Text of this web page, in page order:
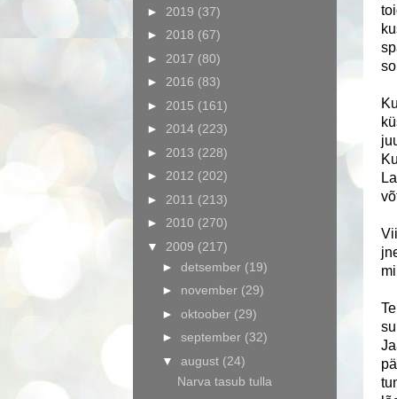
► 2019 (37)
► 2018 (67)
► 2017 (80)
► 2016 (83)
► 2015 (161)
► 2014 (223)
► 2013 (228)
► 2012 (202)
► 2011 (213)
► 2010 (270)
▼ 2009 (217)
► detsember (19)
► november (29)
► oktoober (29)
► september (32)
▼ august (24)
Narva tasub tulla